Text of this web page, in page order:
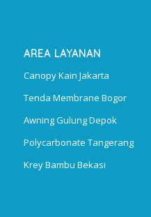
AREA LAYANAN
Canopy Kain Jakarta
Tenda Membrane Bogor
Awning Gulung Depok
Polycarbonate Tangerang
Krey Bambu Bekasi